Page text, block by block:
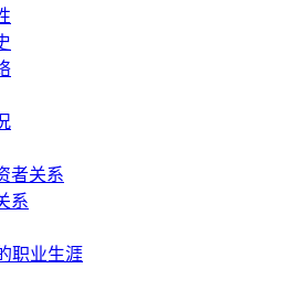
者关系
系
职业生涯